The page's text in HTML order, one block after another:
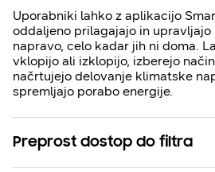
Uporabniki lahko z aplikacijo
oddaljeno prilagajajo in
napravo, celo kadar jih ni doma.
vklopijo ali izklopijo, izberejo
načrtujejo delovanje klimatske
spremljajo porabo energije.
Preprost dostop do filtra